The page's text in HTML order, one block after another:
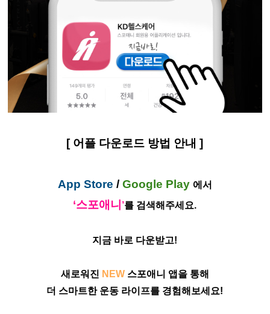
[ 어플 다운로드 방법 안내 ]
App Store / Google Play 에서
‘스포애니 ’를 검색해주세요.
지금 바로 다운받고!
새로워진 NEW 스포애니 앱을 통해
더 스마트한 운동 라이프를 경험해보세요!